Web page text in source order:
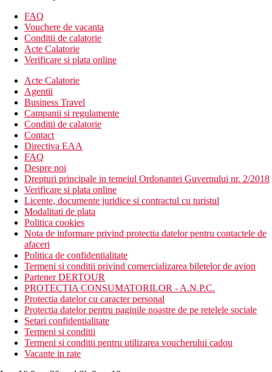
Camera dubla, vedere la gradina
TV/sat.
seif (contra cost)
baie/toaleta (uscator de par)
balcon
facilitatile de mai sus)
Camera dubla, vedere la mare: vedere la mare.
Camera dubla, Club, vedere la gradina: aer conditionat.
Camera dubla, Club, vedere la mare: aer conditionat,
Vedere la mare.
Studio, vedere la gradina: chicineta.
Studio, vedere la mare: chicineta, Vedere la mare.
separat si zona de zi.
Suita, 1 dormitor, vedere la mare: chicineta, aer
conditionat, dormitor separat si zona de zi, vedere la mare.
Descrierea plajei
pietros
Activitati sportive gratuite
volei
badminton
tenis de masa
petanque
Activitati contra cost
inchirieri auto
terenuri de golf si scufundari la indemana
Mese
Mic dejun
Bufet mic dejun
FAQ
Vouchere de vacanta
Conditii de calatorie
Acte Calatorie
Verificare si plata online
Acte Calatorie
Agentii
Business Travel
Campanii si regulamente
Conditii de calatorie
Contact
Directiva EAA
FAQ
Despre noi
Drepturi principale in temeiul Ordonantei Guvernului nr. 2/2018
Verificare si plata online
Licente, documente juridice si contractul cu turistul
Modalitati de plata
Politica cookies
Nota de informare privind protectia datelor pentru contactele de
afaceri
Politica de confidentialitate
Termeni si conditii privind comercializarea biletelor de avion
Partener DERTOUR
PROTECTIA CONSUMATORILOR - A.N.P.C.
Protectia datelor cu caracter personal
Protectia datelor pentru paginile noastre de pe retelele sociale
Setari confidentialitate
Termeni si conditii
Termeni si conditii pentru utilizarea voucherului cadou
Vacante in rate